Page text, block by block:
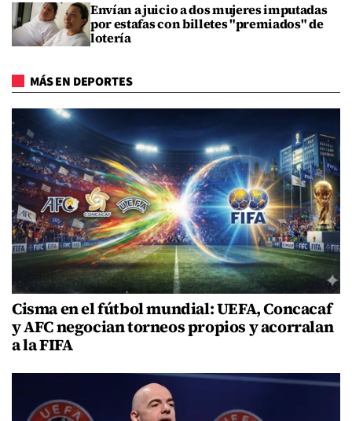
Envían a juicio a dos mujeres imputadas
por estafas con billetes "premiados" de
lotería
MÁS EN DEPORTES
Cisma en el fútbol mundial: UEFA, Concacaf
y AFC negocian torneos propios y acorralan
a la FIFA